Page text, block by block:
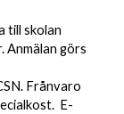
till skolan
Anmälan görs
Frånvaro
E-